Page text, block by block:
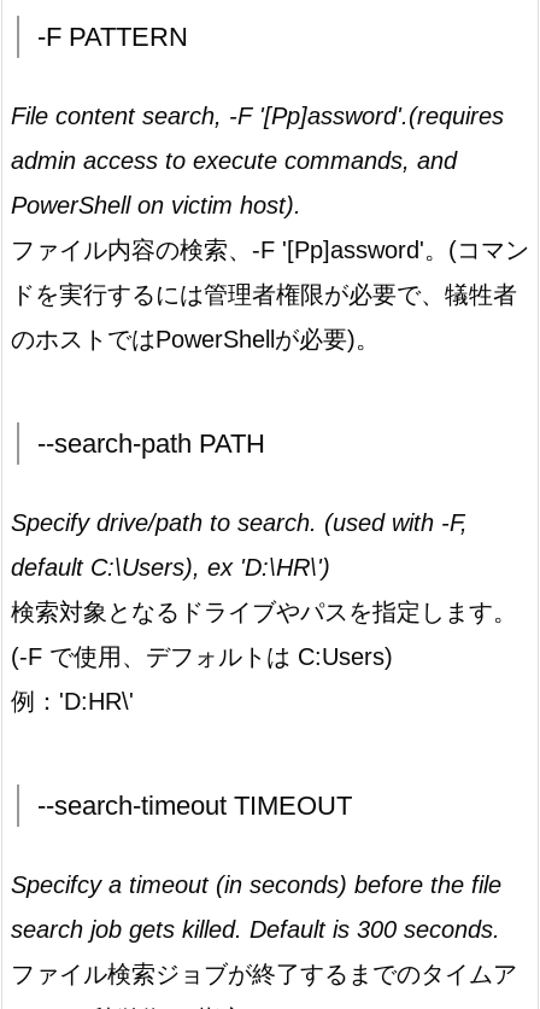
-F PATTERN
File content search, -F '[Pp]assword'.(requires
admin access to execute commands, and
PowerShell on victim host).
ファイル内容の検索、-F '[Pp]assword'。(コマン
ドを実行するには管理者権限が必要で、犠牲者
のホストではPowerShellが必要)。
--search-path PATH
Specify drive/path to search. (used with -F,
default C:\Users), ex 'D:\HR\')
検索対象となるドライブやパスを指定します。
(-F で使用、デフォルトは C:Users)
例：'D:HR\'
--search-timeout TIMEOUT
Specifcy a timeout (in seconds) before the file
search job gets killed. Default is 300 seconds.
ファイル検索ジョブが終了するまでのタイムア